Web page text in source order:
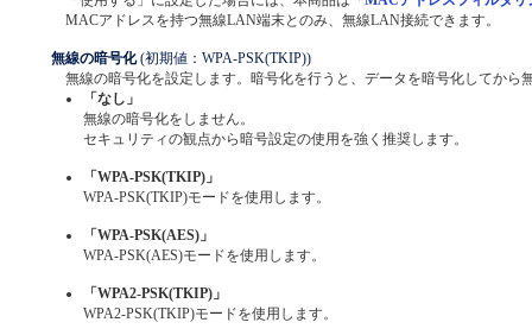
MACアドレスを持つ無線LAN端末とのみ、無線LAN接続できます。
無線の暗号化(初期値：WPA-PSK(TKIP))
無線の暗号化を設定します。暗号化を行うと、データを暗号化してから
「なし」
無線の暗号化をしません。
セキュリティの観点から暗号設定の使用を強く推奨します。
「WPA-PSK(TKIP)」
WPA-PSK(TKIP)モードを使用します。
「WPA-PSK(AES)」
WPA-PSK(AES)モードを使用します。
「WPA2-PSK(TKIP)」
WPA2-PSK(TKIP)モードを使用します。